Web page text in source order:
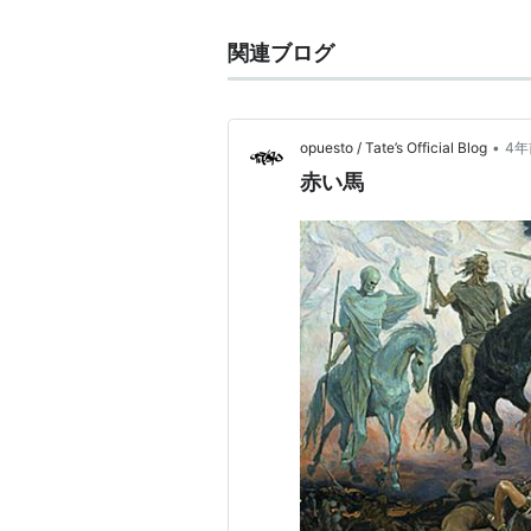
関連ブログ
opuesto / Tate’s Official Blog • 4年
赤い馬